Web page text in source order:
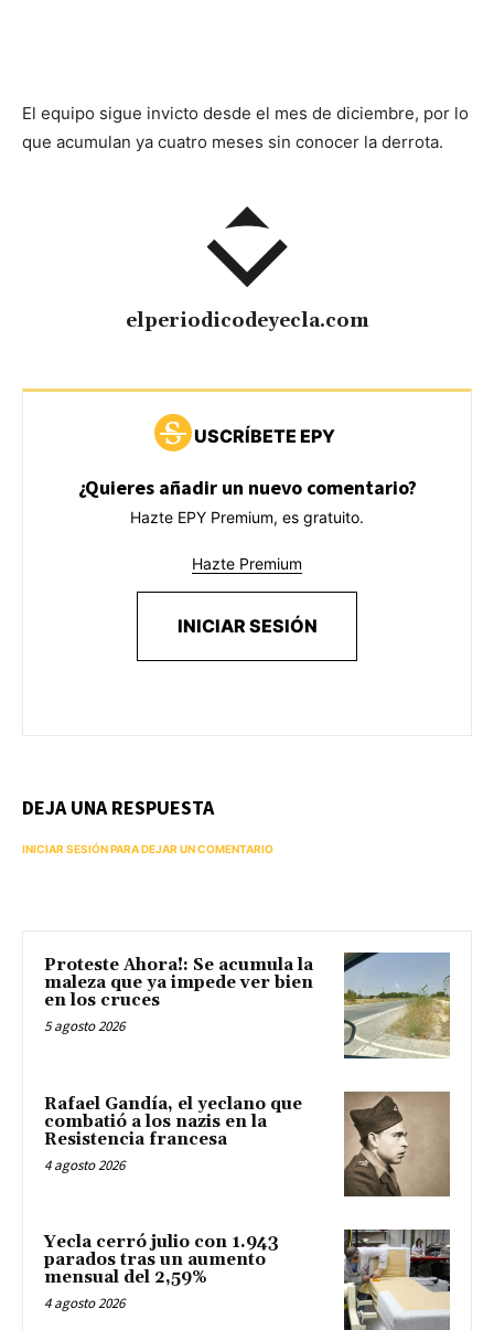
El equipo sigue invicto desde el mes de diciembre, por lo
que acumulan ya cuatro meses sin conocer la derrota.
elperiodicodeyecla.com
USCRÍBETE EPY
¿Quieres añadir un nuevo comentario?
Hazte EPY Premium, es gratuito.
Hazte Premium
INICIAR SESIÓN
DEJA UNA RESPUESTA
INICIAR SESIÓN PARA DEJAR UN COMENTARIO
Proteste Ahora!: Se acumula la
maleza que ya impede ver bien
en los cruces
5 agosto 2026
Rafael Gandía, el yeclano que
combatió a los nazis en la
Resistencia francesa
4 agosto 2026
Yecla cerró julio con 1.943
parados tras un aumento
mensual del 2,59%
4 agosto 2026